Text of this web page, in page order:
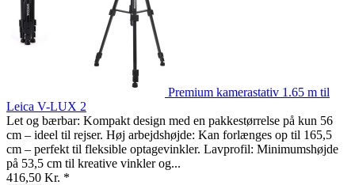
Premium kamerastativ 1.65 m til
Leica V-LUX 2
Let og bærbar: Kompakt design med en pakkestørrelse på kun 56
cm – ideel til rejser. Høj arbejdshøjde: Kan forlænges op til 165,5
cm – perfekt til fleksible optagevinkler. Lavprofil: Minimumshøjde
på 53,5 cm til kreative vinkler og...
416,50 Kr. *